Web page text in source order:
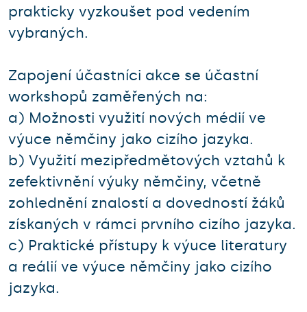
prakticky vyzkoušet pod vedením
vybraných.
Zapojení účastníci akce se účastní
workshopů zaměřených na:
a) Možnosti využití nových médií ve
výuce němčiny jako cizího jazyka.
b) Využití mezipředmětových vztahů k
zefektivnění výuky němčiny, včetně
zohlednění znalostí a dovedností žáků
získaných v rámci prvního cizího jazyka.
c) Praktické přístupy k výuce literatury
a reálií ve výuce němčiny jako cizího
jazyka.